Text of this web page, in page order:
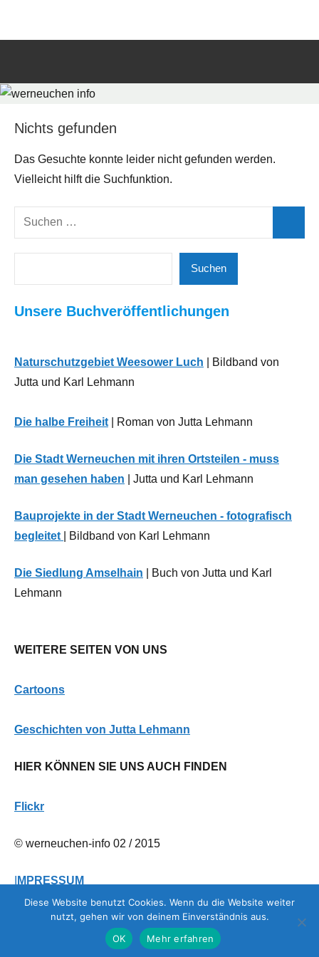
für
Geschehen
und
Werneuchen
Nichts gefunden
Das Gesuchte konnte leider nicht gefunden werden.
Vielleicht hilft die Suchfunktion.
Suchen
nach:
Suchen
Unsere Buchveröffentlichungen
Naturschutzgebiet Weesower Luch | Bildband von
Jutta und Karl Lehmann
Die halbe Freiheit | Roman von Jutta Lehmann
Die Stadt Werneuchen mit ihren Ortsteilen - muss
man gesehen haben | Jutta und Karl Lehmann
Bauprojekte in der Stadt Werneuchen - fotografisch
begleitet
| Bildband von Karl Lehmann
Die Siedlung Amselhain | Buch von Jutta und Karl
Lehmann
WEITERE SEITEN VON UNS
Cartoons
Geschichten von Jutta Lehmann
HIER KÖNNEN SIE UNS AUCH FINDEN
Flickr
© werneuchen-info 02 / 2015
MPRESSUM
DATENSCHUTZERKLÄRUNG
Diese Website benutzt Cookies. Wenn du die Website weiter
nutzt, gehen wir von deinem Einverständnis aus.
OK
Mehr erfahren